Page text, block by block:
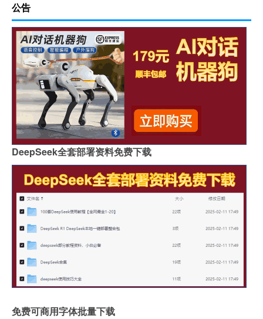
公告
DeepSeek全套部署资料免费下载
免费可商用字体批量下载